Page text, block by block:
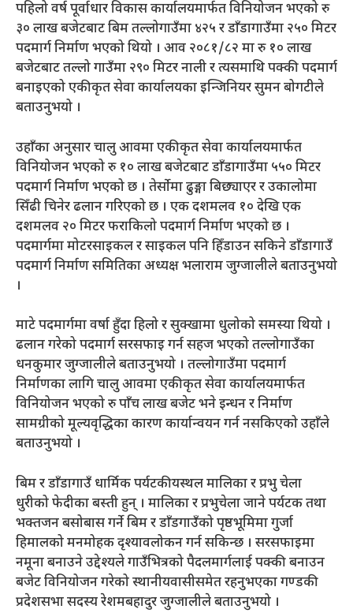
पहिलो वर्ष पूर्वाधार विकास कार्यालयमार्फत विनियोजन भएको रु
३० लाख बजेटबाट बिम तल्लोगाउँमा ४२५ र डाँडागाउँमा २५० मिटर
पदमार्ग निर्माण भएको थियो । आव २०८१/८२ मा रु १० लाख
बजेटबाट तल्लो गाउँमा २९० मिटर नाली र त्यसमाथि पक्की पदमार्ग
बनाइएको एकीकृत सेवा कार्यालयका इन्जिनियर सुमन बोगटीले
बताउनुभयो ।
उहाँका अनुसार चालु आवमा एकीकृत सेवा कार्यालयमार्फत
विनियोजन भएको रु १० लाख बजेटबाट डाँडागाउँमा ५५० मिटर
पदमार्ग निर्माण भएको छ । तेर्सोमा ढुङ्गा बिछ्याएर र उकालोमा
सिँढी चिनेर ढलान गरिएको छ । एक दशमलव १० देखि एक
दशमलव २० मिटर फराकिलो पदमार्ग निर्माण भएको छ ।
पदमार्गमा मोटरसाइकल र साइकल पनि हिँडाउन सकिने डाँडागाउँ
पदमार्ग निर्माण समितिका अध्यक्ष भलाराम जुग्जालीले बताउनुभयो
।
माटे पदमार्गमा वर्षा हुँदा हिलो र सुक्खामा धुलोको समस्या थियो ।
ढलान गरेको पदमार्ग सरसफाइ गर्न सहज भएको तल्लोगाउँका
धनकुमार जुग्जालीले बताउनुभयो । तल्लोगाउँमा पदमार्ग
निर्माणका लागि चालु आवमा एकीकृत सेवा कार्यालयमार्फत
विनियोजन भएको रु पाँच लाख बजेट भने इन्धन र निर्माण
सामग्रीको मूल्यवृद्धिका कारण कार्यान्वयन गर्न नसकिएको उहाँले
बताउनुभयो ।
बिम र डाँडागाउँ धार्मिक पर्यटकीयस्थल मालिका र प्रभु चेला
धुरीको फेदीका बस्ती हुन् । मालिका र प्रभुचेला जाने पर्यटक तथा
भक्तजन बसोबास गर्ने बिम र डाँडगाउँको पृष्ठभूमिमा गुर्जा
हिमालको मनमोहक दृश्यावलोकन गर्न सकिन्छ । सरसफाइमा
नमूना बनाउने उद्देश्यले गाउँभित्रको पैदलमार्गलाई पक्की बनाउन
बजेट विनियोजन गरेको स्थानीयवासीसमेत रहनुभएका गण्डकी
प्रदेशसभा सदस्य रेशमबहादुर जुग्जालीले बताउनुभयो ।